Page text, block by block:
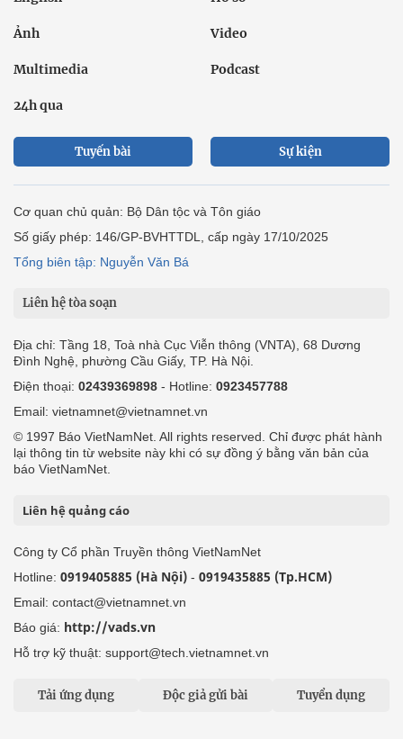
Ảnh Video
Multimedia Podcast
24h qua
Tuyến bài Sự kiện
Cơ quan chủ quản: Bộ Dân tộc và Tôn giáo
Số giấy phép: 146/GP-BVHTTDL, cấp ngày 17/10/2025
Tổng biên tập: Nguyễn Văn Bá
Liên hệ tòa soạn
Địa chỉ: Tầng 18, Toà nhà Cục Viễn thông (VNTA), 68 Dương
Đình Nghệ, phường Cầu Giấy, TP. Hà Nội.
Điện thoại: 02439369898 - Hotline: 0923457788
Email: vietnamnet@vietnamnet.vn
© 1997 Báo VietNamNet. All rights reserved. Chỉ được phát hành
lại thông tin từ website này khi có sự đồng ý bằng văn bản của
báo VietNamNet.
Liên hệ quảng cáo
Công ty Cổ phần Truyền thông VietNamNet
Hotline: 0919405885 (Hà Nội) - 0919435885 (Tp.HCM)
Email: contact@vietnamnet.vn
Báo giá: http://vads.vn
Hỗ trợ kỹ thuật: support@tech.vietnamnet.vn
Tải ứng dụng Độc giả gửi bài Tuyển dụng